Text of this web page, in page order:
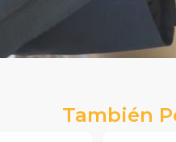
También